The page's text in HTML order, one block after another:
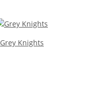
Grey Knights